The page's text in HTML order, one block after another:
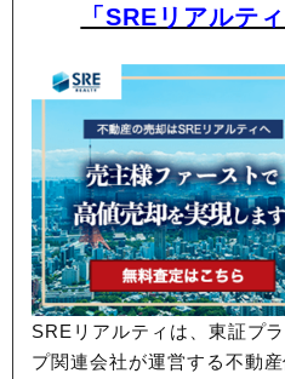
「SREリアルテ
SREリアルティは、東証プ
プ関連会社が運営する不動